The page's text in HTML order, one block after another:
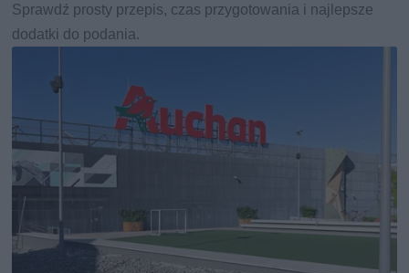
Sprawdź prosty przepis, czas przygotowania i najlepsze
dodatki do podania.